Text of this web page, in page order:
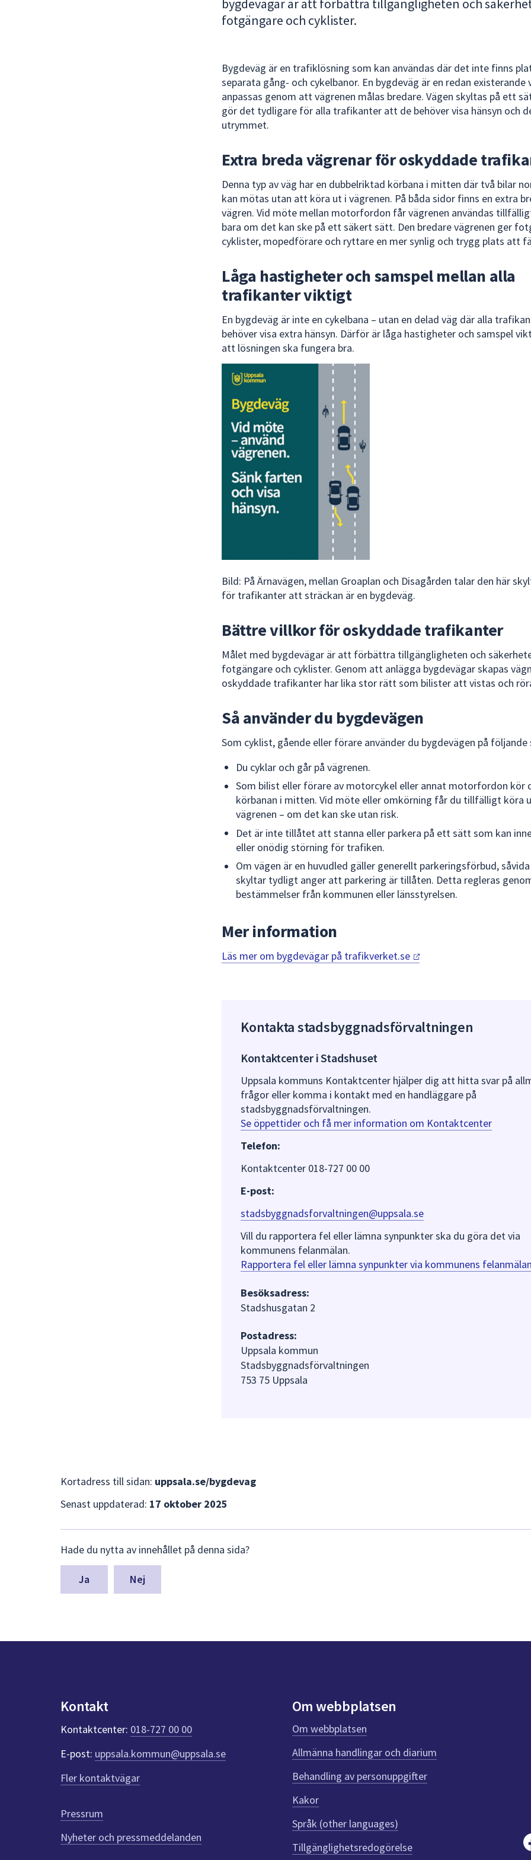
sökförslagen
bygdevägar är att förbättra tillgängligheten och
fotgängare och cyklister.
Bygdeväg är en trafiklösning som kan användas där det inte finns
separata gång- och cykelbanor. En bygdeväg är en redan existerande
anpassas genom att vägrenen målas bredare. Vägen skyltas på ett
gör det tydligare för alla trafikanter att de behöver visa hänsyn och
utrymmet.
Extra breda vägrenar för oskyddade
Denna typ av väg har en dubbelriktad körbana i mitten där två bilar
kan mötas utan att köra ut i vägrenen. På båda sidor finns en extra
vägren. Vid möte mellan motorfordon får vägrenen användas
bara om det kan ske på ett säkert sätt. Den bredare vägrenen ger
cyklister, mopedförare och ryttare en mer synlig och trygg plats att
Låga hastigheter och samspel mellan alla
trafikanter viktigt
En bygdeväg är inte en cykelbana – utan en delad väg där alla
behöver visa extra hänsyn. Därför är låga hastigheter och samspel
att lösningen ska fungera bra.
Bild: På Ärnavägen, mellan Groaplan och Disagården talar den här
för trafikanter att sträckan är en bygdeväg.
Bättre villkor för oskyddade trafikanter
Målet med bygdevägar är att förbättra tillgängligheten och
fotgängare och cyklister. Genom att anlägga bygdevägar skapas
oskyddade trafikanter har lika stor rätt som bilister att vistas och
Så använder du bygdevägen
Som cyklist, gående eller förare använder du bygdevägen på
Du cyklar och går på vägrenen.
Som bilist eller förare av motorcykel eller annat motorfordon kör
körbanan i mitten. Vid möte eller omkörning får du tillfälligt köra
vägrenen – om det kan ske utan risk.
Det är inte tillåtet att stanna eller parkera på ett sätt som kan
eller onödig störning för trafiken.
Om vägen är en huvudled gäller generellt parkeringsförbud,
skyltar tydligt anger att parkering är tillåten. Detta regleras
bestämmelser från kommunen eller länsstyrelsen.
Mer information
Läs mer om bygdevägar på trafikverket.se
Kontakta stadsbyggnadsförvaltningen
Kontaktcenter i Stadshuset
Uppsala kommuns Kontaktcenter hjälper dig att hitta svar på
frågor eller komma i kontakt med en handläggare på
stadsbyggnadsförvaltningen.
Se öppettider och få mer information om Kontaktcenter
Telefon:
Kontaktcenter 018-727 00 00
E-post:
stadsbyggnadsforvaltningen@uppsala.se
Vill du rapportera fel eller lämna synpunkter ska du göra det via
kommunens felanmälan.
Rapportera fel eller lämna synpunkter via kommunens felanmälan
Besöksadress:
Stadshusgatan 2
Postadress:
Uppsala kommun
Stadsbyggnadsförvaltningen
753 75 Uppsala
Kortadress till sidan: uppsala.se/bygdevag
Senast uppdaterad: 17 oktober 2025
synpunkter
för
denna
Hade du nytta av innehållet på denna sida?
Nej
Kontakt
Kontaktcenter: 018-727 00 00
E-post: uppsala.kommun@uppsala.se
Fler kontaktvägar
Pressrum
Nyheter och pressmeddelanden
Om webbplatsen
Om webbplatsen
Allmänna handlingar och diarium
Behandling av personuppgifter
Kakor
Språk (other languages)
Tillgänglighetsredogörelse